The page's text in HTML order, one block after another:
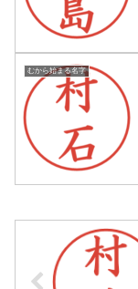
むから始まる名字